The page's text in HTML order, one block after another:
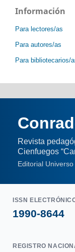
Información
Para lectores/as
Para autores/as
Para bibliotecarios/
Revista
Cienfuegos
Editorial
ISSN
1990-8644
REGISTRO